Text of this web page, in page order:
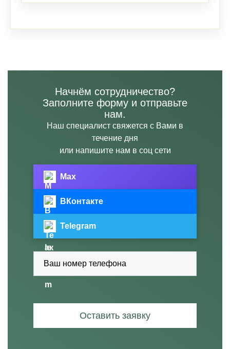
Начнём сотрудничество?
Заполните форму и отправьте
нам.
Наш специалист свяжется с Вами в
течение дня
или напишите нам в соц сети
Max
ВКонтакте
Telegram
Оставить заявку